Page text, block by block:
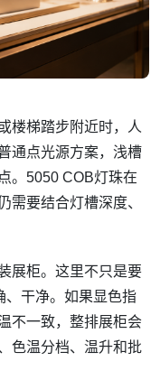
楼梯踏步附近时，人
通点光源方案，浅槽
。5050 COB灯珠在
需要结合灯槽深度、
展柜。这里不只是要
、干净。如果显色指
不一致，整排展柜会
色温分档、温升和批